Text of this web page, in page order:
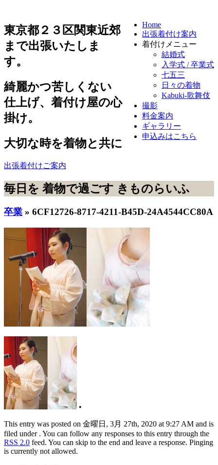
Home
出張着付け案内
着付けメニュー
結婚式
入学式 / 卒業式
七五三
日々の着物
Kabuki-歌舞伎
撮影
料金案内
ギャラリー
申込みはこちら
東京都２３区関東近郊
まで出張いたしま
す。
綺麗かつ苦しくない
仕上げ、 着付け屋の心
掛け。
大切な時を着物と共に
出張着付けご案内
毎日を 着物で過ごす きものらいふ
卒業 » 6CF12726-8717-4211-B45D-24A4544CC80A
•
This entry was posted on 金曜日, 3月 27th, 2020 at 9:27 AM and is
filed under . You can follow any responses to this entry through the
RSS 2.0 feed. You can skip to the end and leave a response. Pinging
is currently not allowed.